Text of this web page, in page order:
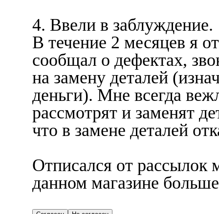
4. Ввели в заблуждение.
В течение 2 месяцев я
сообщал о дефектах,
на замену деталей
деньги). Мне всегда
рассмотрят и заменят
что в замене деталей
Отписался от рассылок
данном магазине